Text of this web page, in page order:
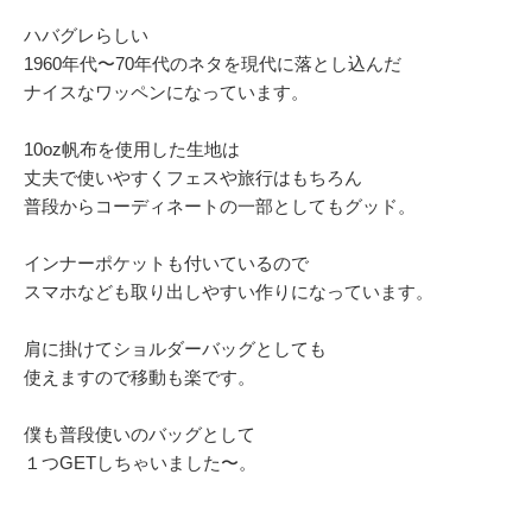
ハバグレらしい
1960年代〜70年代のネタを現代に落とし込んだ
ナイスなワッペンになっています。
10oz帆布を使用した生地は
丈夫で使いやすくフェスや旅行はもちろん
普段からコーディネートの一部としてもグッド。
インナーポケットも付いているので
スマホなども取り出しやすい作りになっています。
肩に掛けてショルダーバッグとしても
使えますので移動も楽です。
僕も普段使いのバッグとして
１つGETしちゃいました〜。